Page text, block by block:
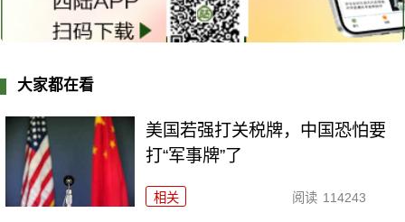
大家都在看
美国若强打关税牌，中国恐怕要
打“军事牌”了
相关 阅读 114243